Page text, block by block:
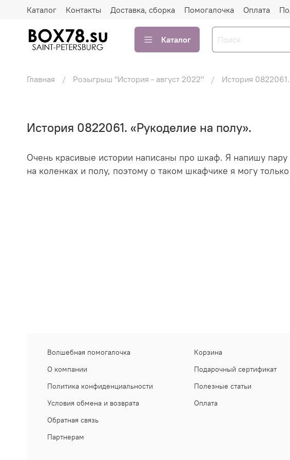
Каталог Контакты Доставка, сборка Помогалочка Оплата
Каталог
Главная Розыгрыш "История - август 2022" История
История 0822061. «Рукоделие на полу».
Очень красивые истории написаны про шкаф. Я напишу
на коленках и полу, поэтому о таком шкафчике я могу
Волшебная помогалочка
О компании
Политика конфиденциальности
Условия обмена и возврата
Обратная связь
Партнерам
Корзина
Подарочный сертификат
Полезные статьи
Оплата